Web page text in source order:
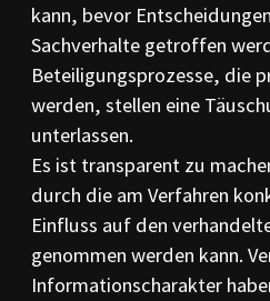
kann, bevor
Sachverhalte getroffen
Beteiligungsprozesse, die
werden, stellen eine
unterlassen.
Es ist transparent zu
durch die am Verfahren
Einfluss auf den
genommen werden kann.
Informationscharakter